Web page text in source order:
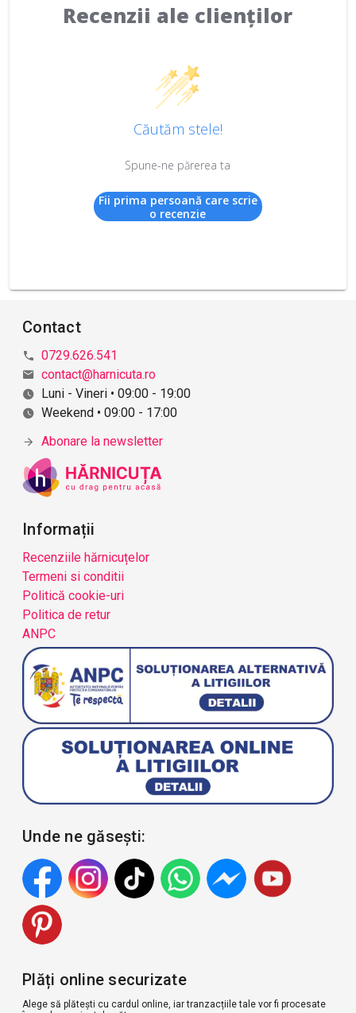
Recenzii ale clienților
Căutăm stele!
Spune-ne părerea ta
Fii prima persoană care scrie
o recenzie
Contact
0729.626.541
contact@harnicuta.ro
Luni - Vineri • 09:00 - 19:00
Weekend • 09:00 - 17:00
Abonare la newsletter
Informații
Recenziile hărnicuțelor
Termeni si conditii
Politică cookie-uri
Politica de retur
ANPC
Unde ne găsești:
Plăți online securizate
Alege să plătești cu cardul online, iar tranzacțiile tale vor fi procesate